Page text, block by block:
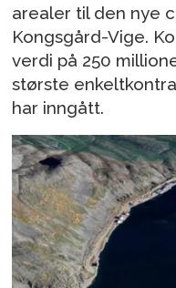
arealer til den nye
Kongsgård-Vige.
verdi på 250
største
har inngått.